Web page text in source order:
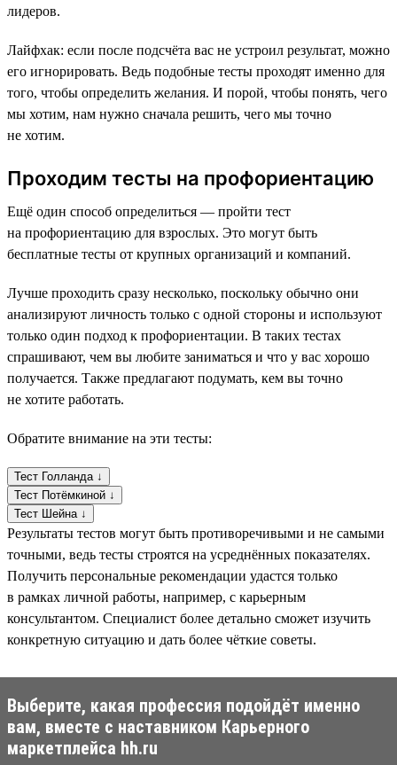
лидеров.
Лайфхак: если после подсчёта вас не устроил результат, можно
его игнорировать. Ведь подобные тесты проходят именно для
того, чтобы определить желания. И порой, чтобы понять, чего
мы хотим, нам нужно сначала решить, чего мы точно
не хотим.
Проходим тесты на профориентацию
Ещё один способ определиться — пройти тест
на профориентацию для взрослых. Это могут быть
бесплатные тесты от крупных организаций и компаний.
Лучше проходить сразу несколько, поскольку обычно они
анализируют личность только с одной стороны и используют
только один подход к профориентации. В таких тестах
спрашивают, чем вы любите заниматься и что у вас хорошо
получается. Также предлагают подумать, кем вы точно
не хотите работать.
Обратите внимание на эти тесты:
Тест Голланда ↓
Тест Потёмкиной ↓
Тест Шейна ↓
Результаты тестов могут быть противоречивыми и не самыми
точными, ведь тесты строятся на усреднённых показателях.
Получить персональные рекомендации удастся только
в рамках личной работы, например, с карьерным
консультантом. Специалист более детально сможет изучить
конкретную ситуацию и дать более чёткие советы.
Выберите, какая профессия подойдёт именно
вам, вместе с наставником Карьерного
маркетплейса hh.ru